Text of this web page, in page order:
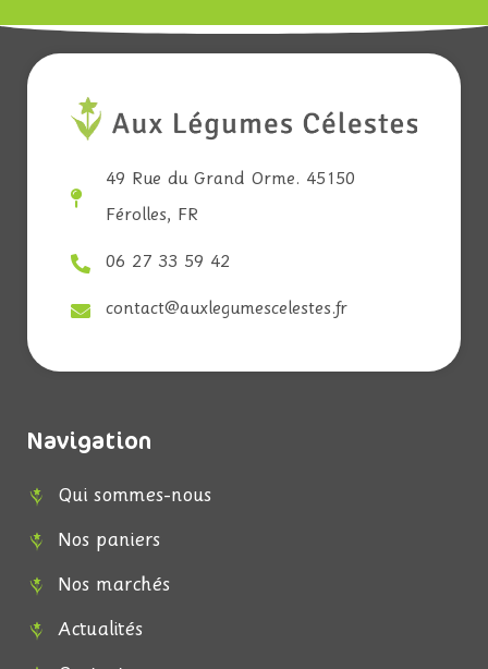
49 Rue du Grand Orme. 45150
Férolles, FR
06 27 33 59 42
contact@auxlegumescelestes.fr
Navigation
Qui sommes-nous
Nos paniers
Nos marchés
Actualités